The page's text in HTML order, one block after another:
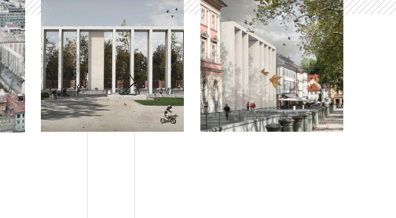
PRIJAVITE SE
PRIJAVITE SE
Mesečni novičnik
Novičnik izobraževanj
Novičnik natečajev
Tedenski novičnik javnih naročil